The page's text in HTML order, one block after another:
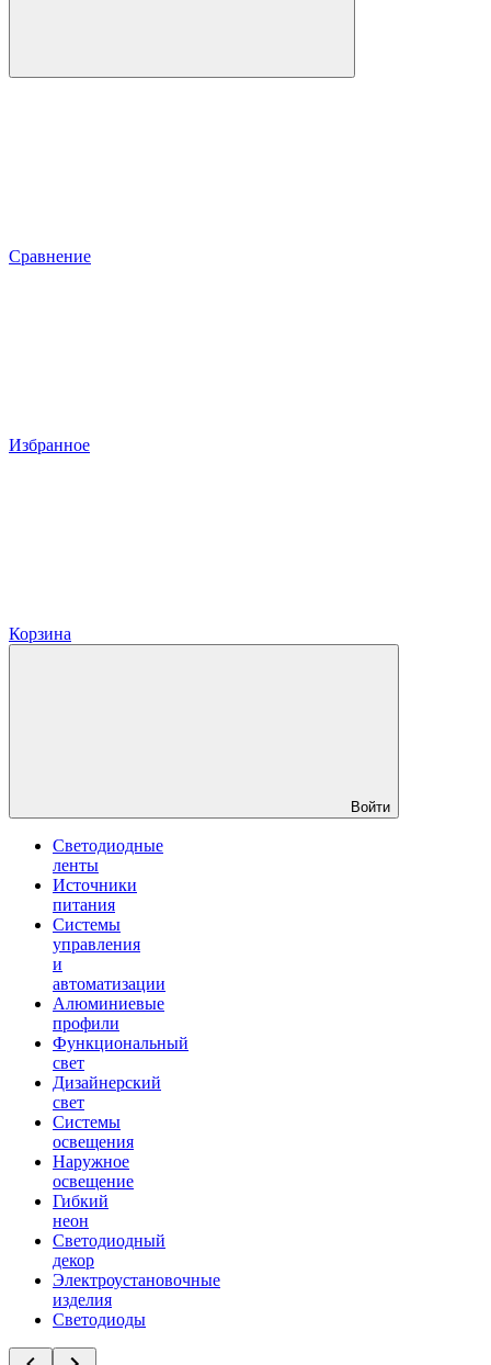
Сравнение
Избранное
Корзина
Войти
Светодиодные
ленты
Источники
питания
Системы
управления
и
автоматизации
Алюминиевые
профили
Функциональный
свет
Дизайнерский
свет
Системы
освещения
Наружное
освещение
Гибкий
неон
Светодиодный
декор
Электроустановочные
изделия
Светодиоды